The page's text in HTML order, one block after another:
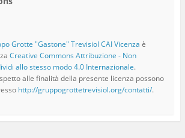
Grotte "Gastone" Trevisiol CAI Vicenza è
Creative Commons Attribuzione - Non
allo stesso modo 4.0 Internazionale.
alle finalità della presente licenza possono
http://gruppogrottetrevisiol.org/contatti/.